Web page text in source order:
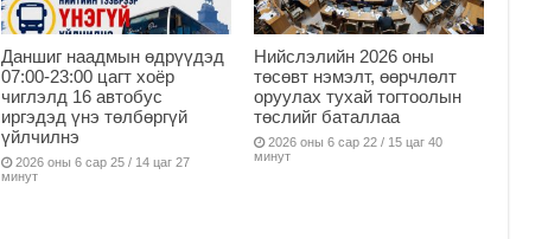
Даншиг наадмын өдрүүдэд
07:00-23:00 цагт хоёр
чиглэлд 16 автобус
иргэдэд үнэ төлбөргүй
үйлчилнэ
2026 оны 6 сар 25 / 14 цаг 27
минут
Нийслэлийн 2026 оны
төсөвт нэмэлт, өөрчлөлт
оруулах тухай тогтоолын
төслийг баталлаа
2026 оны 6 сар 22 / 15 цаг 40
минут